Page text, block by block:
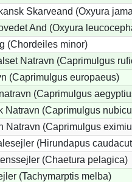
Skarveand (Oxyura
And (Oxyura
(Chordeiles minor)
Natravn (Caprimulgus
(Caprimulgus europaeus)
(Caprimulgus
Natravn (Caprimulgus
Natravn (Caprimulgus
(Hirundapus
(Chaetura pelagica)
(Tachymarptis melba)